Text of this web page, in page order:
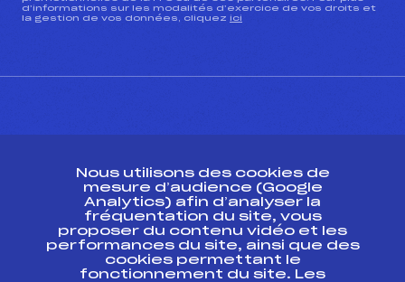
d’informations sur les modalités d’exercice de vos droits et
la gestion de vos données, cliquez ici
Ressources
Pass’Neige
Projet sportif fédéral
Nous utilisons des cookies de
mesure d’audience (Google
Analytics) afin d’analyser la
fréquentation du site, vous
proposer du contenu vidéo et les
performances du site, ainsi que des
cookies permettant le
fonctionnement du site. Les